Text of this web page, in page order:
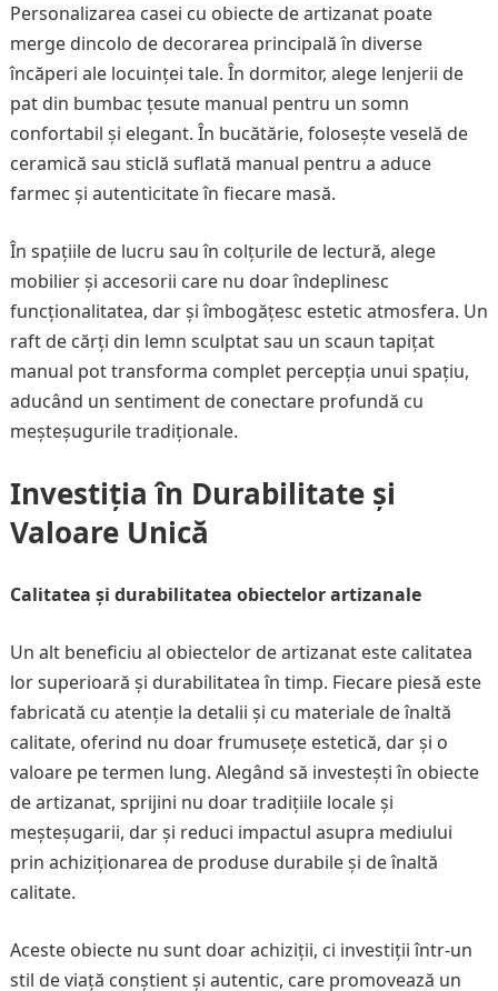
Personalizarea casei cu obiecte de artizanat poate
merge dincolo de decorarea principală în diverse
încăperi ale locuinței tale. În dormitor, alege lenjerii de
pat din bumbac țesute manual pentru un somn
confortabil și elegant. În bucătărie, folosește veselă de
ceramică sau sticlă suflată manual pentru a aduce
farmec și autenticitate în fiecare masă.
În spațiile de lucru sau în colțurile de lectură, alege
mobilier și accesorii care nu doar îndeplinesc
funcționalitatea, dar și îmbogățesc estetic atmosfera. Un
raft de cărți din lemn sculptat sau un scaun tapițat
manual pot transforma complet percepția unui spațiu,
aducând un sentiment de conectare profundă cu
meșteșugurile tradiționale.
Investiția în Durabilitate și
Valoare Unică
Calitatea și durabilitatea obiectelor artizanale
Un alt beneficiu al obiectelor de artizanat este calitatea
lor superioară și durabilitatea în timp. Fiecare piesă este
fabricată cu atenție la detalii și cu materiale de înaltă
calitate, oferind nu doar frumusețe estetică, dar și o
valoare pe termen lung. Alegând să investești în obiecte
de artizanat, sprijini nu doar tradițiile locale și
meșteșugarii, dar și reduci impactul asupra mediului
prin achiziționarea de produse durabile și de înaltă
calitate.
Aceste obiecte nu sunt doar achiziții, ci investiții într-un
stil de viață conștient și autentic, care promovează un